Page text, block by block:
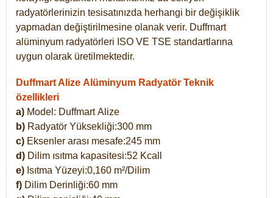
radyatörlerinizin tesisatınızda herhangi bir değişiklik
yapmadan değiştirilmesine olanak verir. Duffmart
alüminyum radyatörleri ISO VE TSE standartlarına
uygun olarak üretilmektedir.
Duffmart Alize Alüminyum Radyatör Teknik
özellikleri
a) Model: DuffmartAlize
b) Radyatör Yüksekliği:300 mm
c) Eksenler arası mesafe:245 mm
d) Dilim ısıtma kapasitesi:52 Kcall
e) Isıtma Yüzeyi:0,160 m²/Dilim
f) Dilim Derinliği:60 mm